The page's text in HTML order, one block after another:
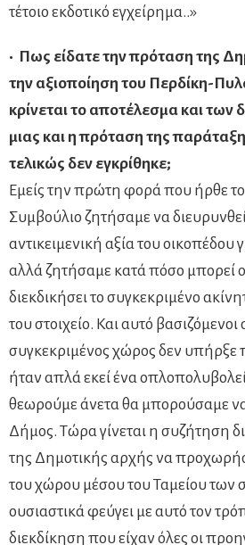
τέτοιο εκδοτικό εγχείρημα..»
• Πως είδατε την πρόταση της
την αξιοποίηση του Περδίκη-
κρίνεται το αποτέλεσμα και
μιας και η πρόταση της
τελικώς δεν εγκρίθηκε;
Εμείς την πρώτη φορά που ήρθε
Συμβούλιο ζητήσαμε να διευρυνθεί
αντικειμενική αξία του οικοπέδου
αλλά ζητήσαμε κατά πόσο μπορεί
διεκδικήσει το συγκεκριμένο
του στοιχείο. Και αυτό βασιζόμενοι
συγκεκριμένος χώρος δεν υπήρξε
ήταν απλά εκεί ένα
θεωρούμε άνετα θα μπορούσαμε
Δήμος. Τώρα γίνεται η συζήτηση
της Δημοτικής αρχής να
του χώρου μέσου του Ταμείου των
ουσιαστικά φεύγει με αυτό τον
διεκδίκηση που είχαν όλες οι